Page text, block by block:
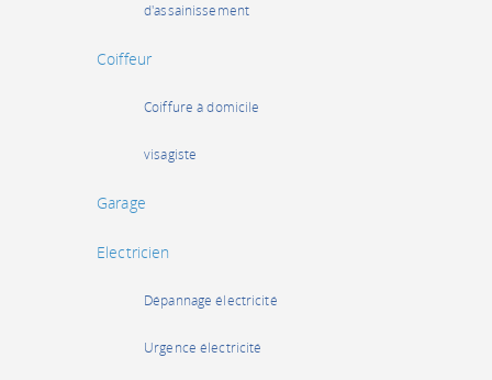
d'assainissement
Coiffeur
Coiffure à domicile
visagiste
Garage
Electricien
Dépannage électricité
Urgence électricité